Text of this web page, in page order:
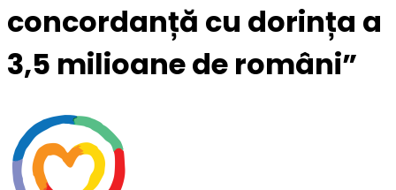
concordanță cu dorința a
3,5 milioane de români”